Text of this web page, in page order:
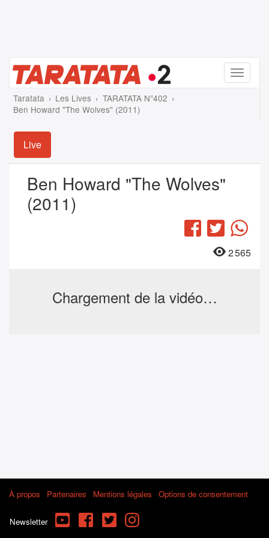
Menu
Taratata Les Lives
TARATATA N°402
Ben Howard "The Wolves" (2011)
Live
Ben Howard "The Wolves"
(2011)
Facebook
Twitter
2 565
Chargement de la vidéo…
À propos Partenaires Mentions légales Options de consentement
Newsletter YouTube FacebookTwitterInstagram